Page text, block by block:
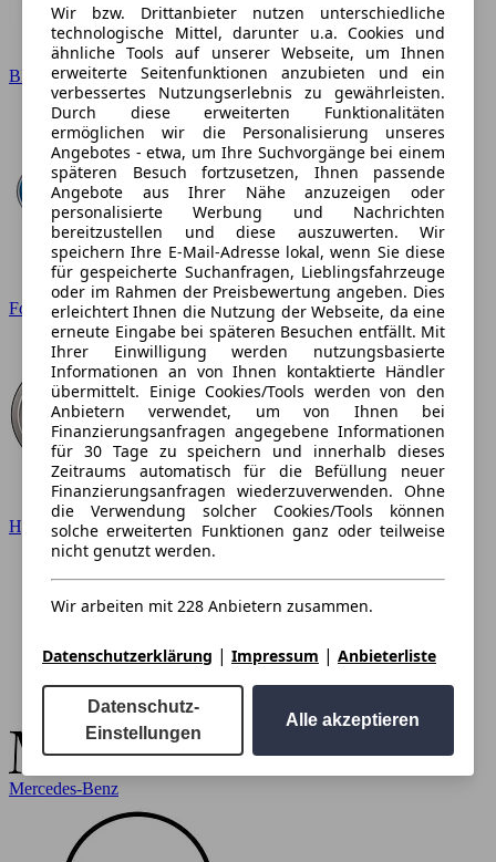
BMW
Ford
Hyundai
Mercedes-Benz
Wir bzw. Drittanbieter nutzen unterschiedliche
technologische Mittel, darunter u.a. Cookies und
ähnliche Tools auf unserer Webseite, um Ihnen
erweiterte Seitenfunktionen anzubieten und ein
verbessertes Nutzungserlebnis zu gewährleisten.
Durch diese erweiterten Funktionalitäten
ermöglichen wir die Personalisierung unseres
Angebotes - etwa, um Ihre Suchvorgänge bei einem
späteren Besuch fortzusetzen, Ihnen passende
Angebote aus Ihrer Nähe anzuzeigen oder
personalisierte Werbung und Nachrichten
bereitzustellen und diese auszuwerten. Wir
speichern Ihre E-Mail-Adresse lokal, wenn Sie diese
für gespeicherte Suchanfragen, Lieblingsfahrzeuge
oder im Rahmen der Preisbewertung angeben. Dies
erleichtert Ihnen die Nutzung der Webseite, da eine
erneute Eingabe bei späteren Besuchen entfällt. Mit
Ihrer Einwilligung werden nutzungsbasierte
Informationen an von Ihnen kontaktierte Händler
übermittelt. Einige Cookies/Tools werden von den
Anbietern verwendet, um von Ihnen bei
Finanzierungsanfragen angegebene Informationen
für 30 Tage zu speichern und innerhalb dieses
Zeitraums automatisch für die Befüllung neuer
Finanzierungsanfragen wiederzuverwenden. Ohne
die Verwendung solcher Cookies/Tools können
solche erweiterten Funktionen ganz oder teilweise
nicht genutzt werden.
Wir arbeiten mit 228 Anbietern zusammen.
Datenschutzerklärung | Impressum | Anbieterliste
Datenschutz-
Einstellungen
Alle akzeptieren